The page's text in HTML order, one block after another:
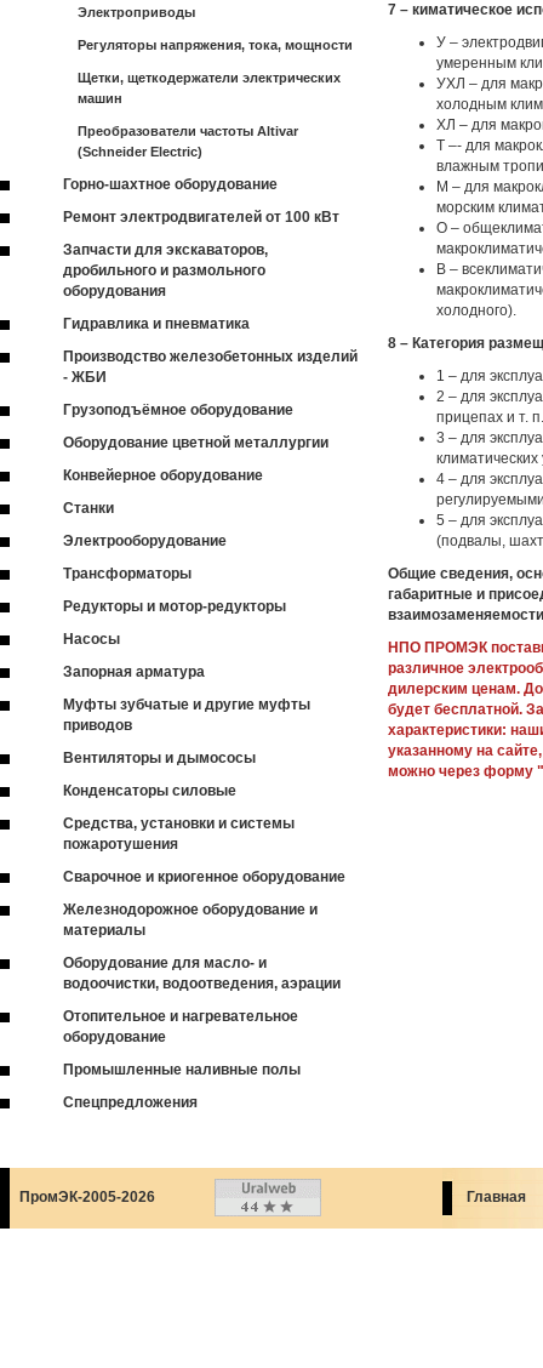
Электроприводы
Регуляторы напряжения, тока, мощности
Щетки, щеткодержатели электрических
машин
Преобразователи частоты Altivar
(Schneider Electric)
Горно-шахтное оборудование
Ремонт электродвигателей от 100 кВт
Запчасти для экскаваторов,
дробильного и размольного
оборудования
Гидравлика и пневматика
Производство железобетонных изделий
- ЖБИ
Грузоподъёмное оборудование
Оборудование цветной металлургии
Конвейерное оборудование
Станки
Электрооборудование
Трансформаторы
Редукторы и мотор-редукторы
Насосы
Запорная арматура
Муфты зубчатые и другие муфты
приводов
Вентиляторы и дымососы
Конденсаторы силовые
Средства, установки и системы
пожаротушения
Сварочное и криогенное оборудование
Железнодорожное оборудование и
материалы
Оборудование для масло- и
водоочистки, водоотведения, аэрации
Отопительное и нагревательное
оборудование
Промышленные наливные полы
Спецпредложения
7 – киматическое
У –
умеренным
УХЛ – для
холодным
ХЛ – для
Т –- для
влажным
М – для
морским
О –
В –
холодного).
8 – Категория
1 – для
2 – для
прицепах и т.
3 – для
климатических
4 – для
5 – для
(подвалы,
Общие сведения,
габаритные и
взаимозаменяемости
НПО ПРОМЭК
различное
дилерским ценам.
будет бесплатной.
характеристики:
указанному на
можно через форму
ПромЭК-2005-2026 Главная